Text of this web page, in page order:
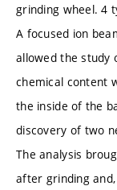
grinding wheel. 4
A focused ion
allowed the study
chemical content
the inside of the
discovery of two
The analysis
after grinding